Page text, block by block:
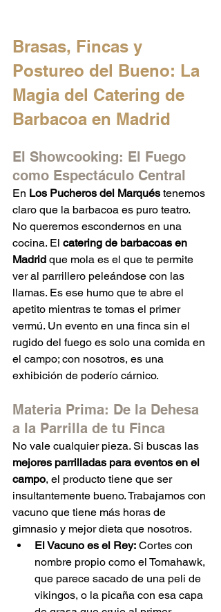
Brasas, Fincas y
Postureo del Bueno: La
Magia del Catering de
Barbacoa en Madrid
El Showcooking: El Fuego
como Espectáculo Central
En Los Pucheros del Marqués tenemos
claro que la barbacoa es puro teatro.
No queremos escondernos en una
cocina. El catering de barbacoas en
Madrid que mola es el que te permite
ver al parrillero peleándose con las
llamas. Es ese humo que te abre el
apetito mientras te tomas el primer
vermú. Un evento en una finca sin el
rugido del fuego es solo una comida en
el campo; con nosotros, es una
exhibición de poderío cárnico.
Materia Prima: De la Dehesa
a la Parrilla de tu Finca
No vale cualquier pieza. Si buscas las
mejores parrilladas para eventos en el
campo, el producto tiene que ser
insultantemente bueno. Trabajamos con
vacuno que tiene más horas de
gimnasio y mejor dieta que nosotros.
El Vacuno es el Rey: Cortes con
nombre propio como el Tomahawk,
que parece sacado de una peli de
vikingos, o la picaña con esa capa